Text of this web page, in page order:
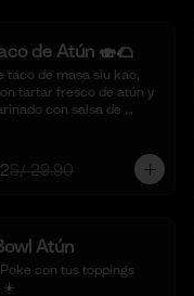
de Atún 🍣🌮
taco de masa siu kao,
tartar fresco de atún y
con salsa de
S/ 29.90
Atún
con tus toppings
☀️